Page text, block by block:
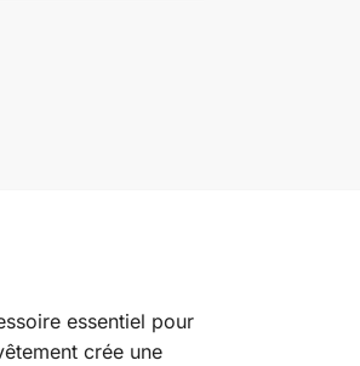
essentiel pour
crée une